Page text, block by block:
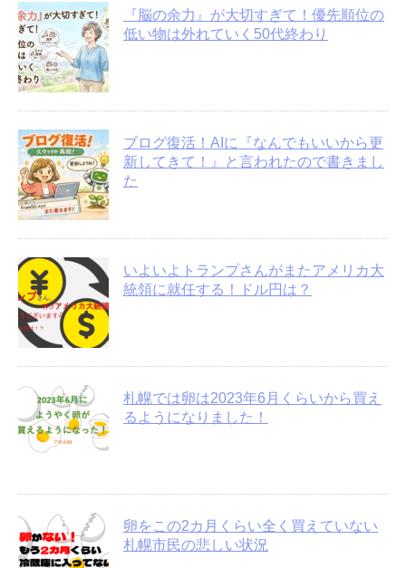
『脳の余力』が大切すぎて！優先順位の
低い物は外れていく50代終わり
ブログ復活！AIに『なんでもいいから更
新してきて！』と言われたので書きまし
た
いよいよトランプさんがまたアメリカ大
統領に就任する！ドル円は？
札幌では卵は2023年6月くらいから買え
るようになりました！
卵をこの2カ月くらい全く買えていない
札幌市民の悲しい状況